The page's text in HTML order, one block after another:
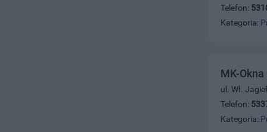
Telefon:
Kategoria:
MK-Okna
ul. Wł.
Telefon:
Kategoria: